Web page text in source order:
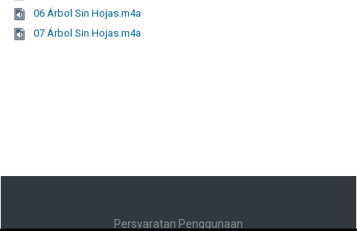
06 Árbol Sin Hojas.m4a
07 Árbol Sin Hojas.m4a
Persyaratan Penggunaan